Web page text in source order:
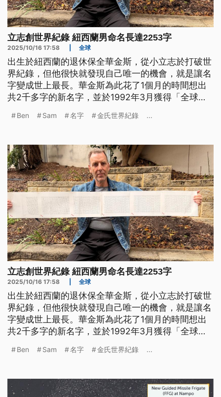
立志創世界紀錄 紐西蘭男命名長達2253字
2025/10/16 17:58 全球
出生於紐西蘭的退休保全華金斯，從小立志於打破世
界紀錄，但他很快就發現自己唯一的機會，就是讓名
字變成世上最長。華金斯為此花了1個月的時間想出
共2千多字的新名字，並於1992年3月獲得「全球最
2310個字。近期金氏世界紀錄官方重新計算後，把
「全球最長個人姓名」。
Ben Sam 名字 金氏世界紀錄 ...
立志創世界紀錄 紐西蘭男命名長達2253字
2025/10/16 17:58 全球
出生於紐西蘭的退休保全華金斯，從小立志於打破世
界紀錄，但他很快就發現自己唯一的機會，就是讓名
字變成世上最長。華金斯為此花了1個月的時間想出
共2千多字的新名字，並於1992年3月獲得「全球最
2310個字。近期金氏世界紀錄官方重新計算後，把
「全球最長個人姓名」。
Ben Sam 名字 金氏世界紀錄 ...